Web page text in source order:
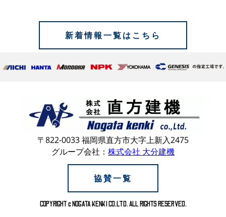
新着情報一覧はこちら
〒822-0033 福岡県直方市大字上新入2475
グループ会社： 株式会社 大分建機
協賛一覧
COPYRIGHT c NOGATA KENKI CO.LTD. ALL RIGHTS RESERVED.